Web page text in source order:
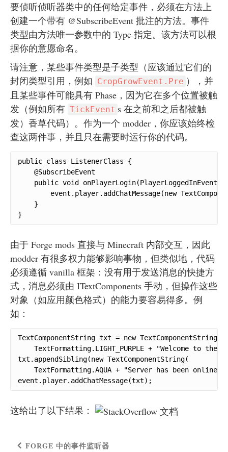
要侦听侦听器类中的任何给定事件，必须在方法上
创建一个带有 @SubscribeEvent 批注的方法。事件
类型由方法唯一参数中的 Type 指定。该方法可以根
据你的意愿命名。
请注意，某些事件类型是子类型（应该通过它们的
封闭类型引用，例如 CropGrowEvent.Pre ），并
且某些事件可能具有 Phase，因为它在多个位置被触
发（例如所有 TickEvent s 在之前和之后都被触
发）香草代码）。作为一个 modder，你应该始终检
查这两件事，并且只在需要时运行你的代码。
public class ListenerClass {
    @SubscribeEvent
public void onPlayerLogin(PlayerLoggedInEvent
event.player.addChatMessage(new
    }
}
由于 Forge mods 直接与 Minecraft 内部交互，因此
modder 有很多权力能够影响事物，但类似地，代码
必须遵循 vanilla 框架：没有用于发送消息的快捷方
式，消息必须由 ITextComponents 手动，但操作这些
对象（如应用颜色格式）的能力要容易得多。例
如：
TextComponentString txt = new TextComponentString(
TextFormatting.LIGHT_PURPLE + "Welcome to the
txt.appendSibling(new TextComponentString(
TextFormatting.AQUA + "Server has been online
event.player.addChatMessage(txt);
这给出了以下结果：
FORGE 中的事件监听器